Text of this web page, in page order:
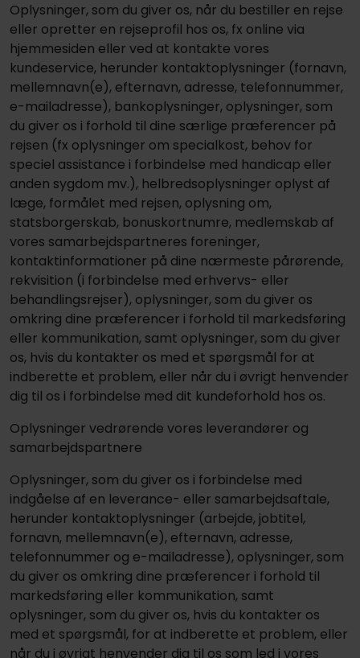
Oplysninger, som du giver os, når du bestiller en rejse
eller opretter en rejseprofil hos os, fx online via
hjemmesiden eller ved at kontakte vores
kundeservice, herunder kontaktoplysninger (fornavn,
mellemnavn(e), efternavn, adresse, telefonnummer,
e-mail­adresse), bankoplysninger, oplysninger, som
du giver os i forhold til dine særlige præferencer på
rejsen (fx oplysninger om specialkost, behov for
speciel assistance i forbindelse med handicap eller
anden sygdom mv.), helbredsoplysninger oplyst af
læge, formålet med rejsen, oplysning om,
statsborgerskab, bonuskortnumre, medlemskab af
vores samarbejdspartneres foreninger,
kontaktinformationer på dine nærmeste pårørende,
rekvisition (i forbindelse med erhvervs- eller
behandlingsrejser), oplysninger, som du giver os
omkring dine præferencer i forhold til markedsføring
eller kommunikation, samt oplysninger, som du giver
os, hvis du kontakter os med et spørgsmål for at
indberette et problem, eller når du i øvrigt henvender
dig til os i forbindelse med dit kundeforhold hos os.
Oplysninger vedrørende vores leverandører og
samarbejdspartnere
Oplysninger, som du giver os i forbindelse med
indgåelse af en leverance- eller samarbejdsaftale,
herunder kontaktoplysninger (arbejde, jobtitel,
fornavn, mellemnavn(e), efternavn, adresse,
telefonnummer og e-mailadresse), oplysninger, som
du giver os omkring dine præferencer i forhold til
markedsføring eller kommunikation, samt
oplysninger, som du giver os, hvis du kontakter os
med et spørgsmål, for at indberette et problem, eller
når du i øvrigt henvender dig til os som led i vores